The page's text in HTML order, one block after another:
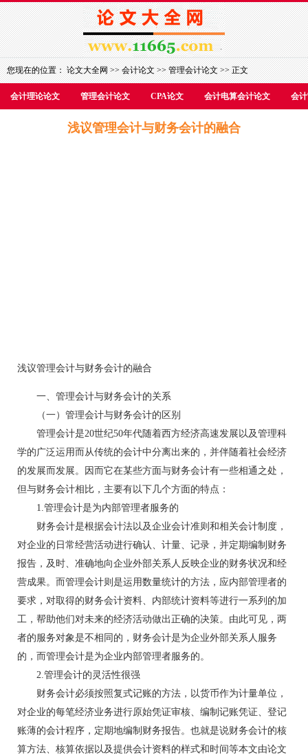
您现在的位置：论文大全网>>会计论文>>管理会计论文>> 正文
会计理论论文 管理会计论文 CPA论文 会计电算会计论文 会
浅议管理会计与财务会计的融合
浅议管理会计与财务会计的融合
一、管理会计与财务会计的关系
（一）管理会计与财务会计的区别
管理会计是20世纪50年代随着西方经济高速发展以及管理科
学的广泛运用而从传统的会计中分离出来的，并伴随着社会经济
的发展而发展。因而它在某些方面与财务会计有一些相通之处，
但与财务会计相比，主要有以下几个方面的特点：
1.管理会计是为内部管理者服务的
财务会计是根据会计法以及企业会计准则和相关会计制度，
对企业的日常经营活动进行确认、计量、记录，并定期编制财务
报告，及时、准确地向企业外部关系人反映企业的财务状况和经
营成果。而管理会计则是运用数量统计的方法，应内部管理者的
要求，对取得的财务会计资料、内部统计资料等进行一系列的加
工，帮助他们对未来的经济活动做出正确的决策。由此可见，两
者的服务对象是不相同的，财务会计是为企业外部关系人服务
的，而管理会计是为企业内部管理者服务的。
2.管理会计的灵活性很强
财务会计必须按照复式记账的方法，以货币作为计量单位，
对企业的每笔经济业务进行原始凭证审核、编制记账凭证、登记
账薄的会计程序，定期地编制财务报告。也就是说财务会计的核
算方法、核算依据以及提供会计资料的样式和时间等本文由论文